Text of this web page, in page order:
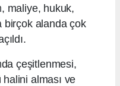
maliye, hukuk,
birçok alanda çok
çeşitlenmesi,
alması ve